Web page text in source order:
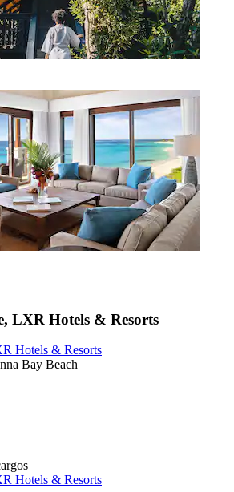
LXR Hotels & Resorts
Hotels & Resorts
Bay Beach
Hotels & Resorts